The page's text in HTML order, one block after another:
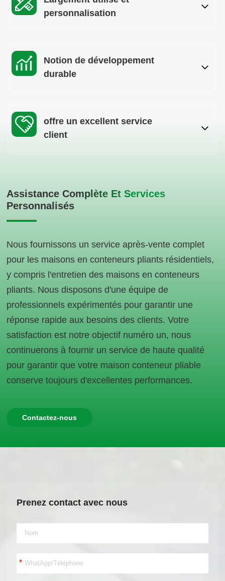
personnalisation
Notion de développement
durable
offre un excellent service
client
Assistance Complète Et Services
Personnalisés
Nous fournissons un service après-vente complet
pour les maisons en conteneurs pliants résidentiels,
y compris l'entretien des maisons en conteneurs
pliants. Nous disposons d'une équipe de
professionnels expérimentés pour garantir une
réponse rapide aux besoins des clients. Votre
satisfaction est notre objectif numéro un, nous
continuerons à fournir un service de haute qualité
pour garantir que votre maison conteneur pliable
conserve toujours d'excellentes performances.
Contactez-nous
Prenez contact avec nous
*